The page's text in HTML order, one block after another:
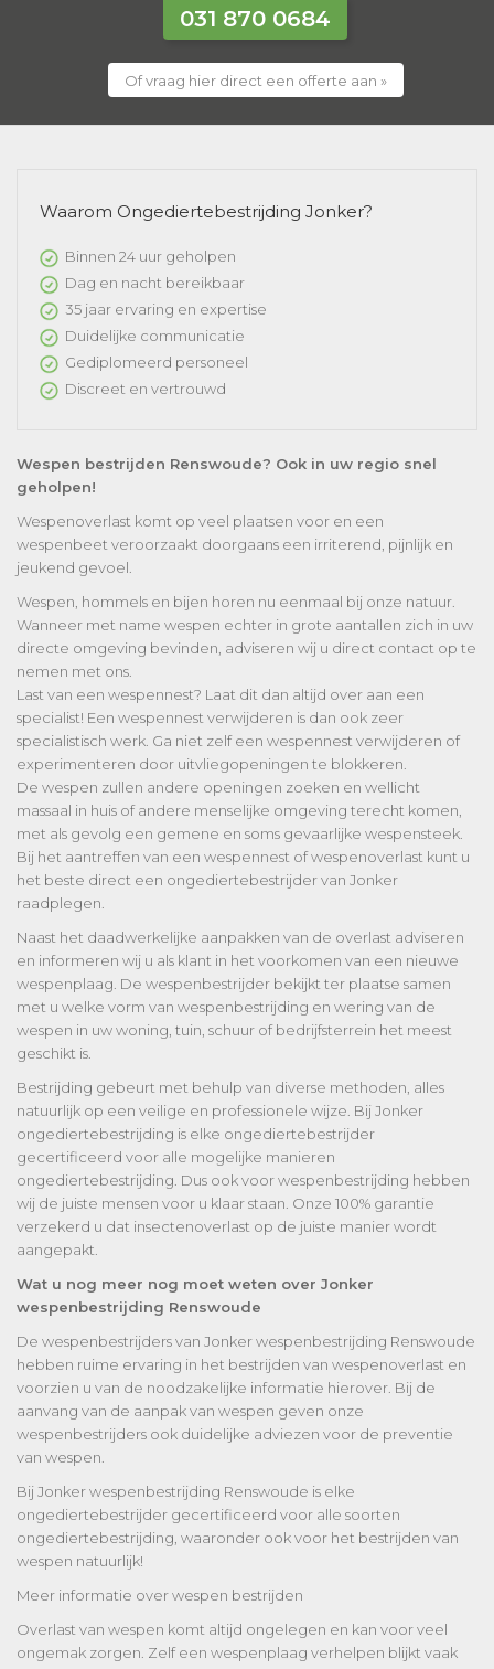
031 870 0684
Of vraag hier direct een offerte aan »
Waarom Ongediertebestrijding Jonker?
Binnen 24 uur geholpen
Dag en nacht bereikbaar
35 jaar ervaring en expertise
Duidelijke communicatie
Gediplomeerd personeel
Discreet en vertrouwd
Wespen bestrijden Renswoude? Ook in uw regio snel
geholpen!
Wespenoverlast komt op veel plaatsen voor en een
wespenbeet veroorzaakt doorgaans een irriterend, pijnlijk en
jeukend gevoel.
Wespen, hommels en bijen horen nu eenmaal bij onze natuur.
Wanneer met name wespen echter in grote aantallen zich in uw
directe omgeving bevinden, adviseren wij u direct contact op te
nemen met ons.
Last van een wespennest? Laat dit dan altijd over aan een
specialist! Een wespennest verwijderen is dan ook zeer
specialistisch werk. Ga niet zelf een wespennest verwijderen of
experimenteren door uitvliegopeningen te blokkeren.
De wespen zullen andere openingen zoeken en wellicht
massaal in huis of andere menselijke omgeving terecht komen,
met als gevolg een gemene en soms gevaarlijke wespensteek.
Bij het aantreffen van een wespennest of wespenoverlast kunt u
het beste direct een ongediertebestrijder van Jonker
raadplegen.
Naast het daadwerkelijke aanpakken van de overlast adviseren
en informeren wij u als klant in het voorkomen van een nieuwe
wespenplaag. De wespenbestrijder bekijkt ter plaatse samen
met u welke vorm van wespenbestrijding en wering van de
wespen in uw woning, tuin, schuur of bedrijfsterrein het meest
geschikt is.
Bestrijding gebeurt met behulp van diverse methoden, alles
natuurlijk op een veilige en professionele wijze. Bij Jonker
ongediertebestrijding is elke ongediertebestrijder
gecertificeerd voor alle mogelijke manieren
ongediertebestrijding. Dus ook voor wespenbestrijding hebben
wij de juiste mensen voor u klaar staan. Onze 100% garantie
verzekerd u dat insectenoverlast op de juiste manier wordt
aangepakt.
Wat u nog meer nog moet weten over Jonker
wespenbestrijding Renswoude
De wespenbestrijders van Jonker wespenbestrijding Renswoude
hebben ruime ervaring in het bestrijden van wespenoverlast en
voorzien u van de noodzakelijke informatie hierover. Bij de
aanvang van de aanpak van wespen geven onze
wespenbestrijders ook duidelijke adviezen voor de preventie
van wespen.
Bij Jonker wespenbestrijding Renswoude is elke
ongediertebestrijder gecertificeerd voor alle soorten
ongediertebestrijding, waaronder ook voor het bestrijden van
wespen natuurlijk!
Meer informatie over wespen bestrijden
Overlast van wespen komt altijd ongelegen en kan voor veel
ongemak zorgen. Zelf een wespenplaag verhelpen blijkt vaak